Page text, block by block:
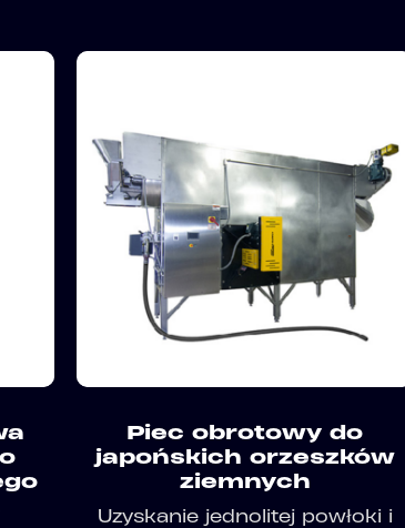
Piec obrotowy do
japońskich orzeszków
ziemnych
Uzyskanie jednolitej powłoki i